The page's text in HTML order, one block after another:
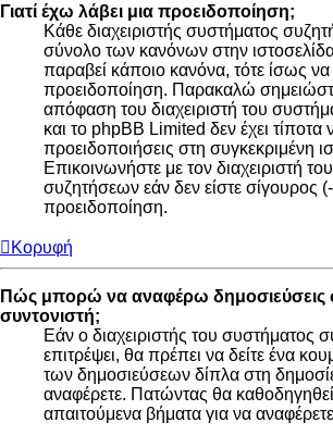
Γιατί έχω λάβει μια προειδοποίηση;
Κάθε διαχειριστής συστήματος
σύνολο των κανόνων στην
παραβεί κάποιο κανόνα, τότε ίσως να
προειδοποίηση. Παρακαλώ σημειώστε
απόφαση του διαχειριστή του
και το phpBB Limited δεν έχει τίποτα
προειδοποιήσεις στη συγκεκριμένη
Επικοινωνήστε με τον διαχειριστή
συζητήσεων εάν δεν είστε σίγουρος (-
προειδοποίηση.
Κορυφή
Πώς μπορώ να αναφέρω δημοσιεύσεις
συντονιστή;
Εάν ο διαχειριστής του συστήματος
επιτρέψει, θα πρέπει να δείτε ένα
των δημοσιεύσεων δίπλα στη
αναφέρετε. Πατώντας θα
απαιτούμενα βήματα για να